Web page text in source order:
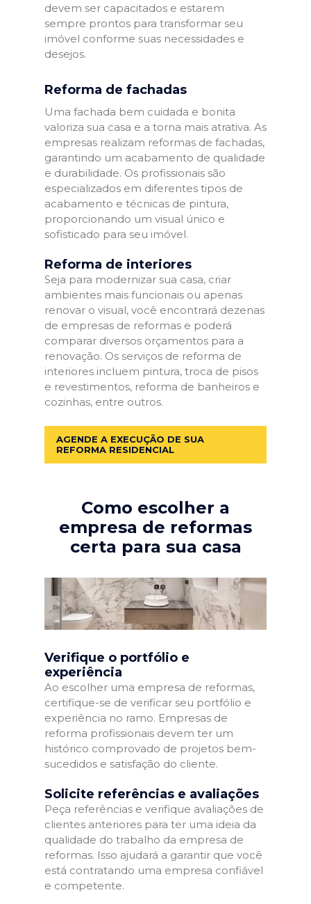
devem ser capacitados e estarem
sempre prontos para transformar seu
imóvel conforme suas necessidades e
desejos.
Reforma de fachadas
Uma fachada bem cuidada e bonita
valoriza sua casa e a torna mais atrativa. As
empresas realizam reformas de fachadas,
garantindo um acabamento de qualidade
e durabilidade. Os profissionais são
especializados em diferentes tipos de
acabamento e técnicas de pintura,
proporcionando um visual único e
sofisticado para seu imóvel.
Reforma de interiores
Seja para modernizar sua casa, criar
ambientes mais funcionais ou apenas
renovar o visual, você encontrará dezenas
de empresas de reformas e poderá
comparar diversos orçamentos para a
renovação. Os serviços de reforma de
interiores incluem pintura, troca de pisos
e revestimentos, reforma de banheiros e
cozinhas, entre outros.
AGENDE A EXECUÇÃO DE SUA
REFORMA RESIDENCIAL
Como escolher a
empresa de reformas
certa para sua casa
Verifique o portfólio e
experiência
Ao escolher uma empresa de reformas,
certifique-se de verificar seu portfólio e
experiência no ramo. Empresas de
reforma profissionais devem ter um
histórico comprovado de projetos bem-
sucedidos e satisfação do cliente.
Solicite referências e avaliações
Peça referências e verifique avaliações de
clientes anteriores para ter uma ideia da
qualidade do trabalho da empresa de
reformas. Isso ajudará a garantir que você
está contratando uma empresa confiável
e competente.